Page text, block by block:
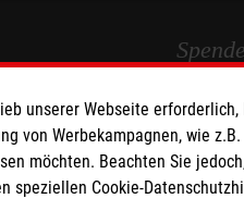
IBAN:
BIC:
unserer Webseite
Werbekampagnen, wie
möchten. Beachten Sie
Cookie-